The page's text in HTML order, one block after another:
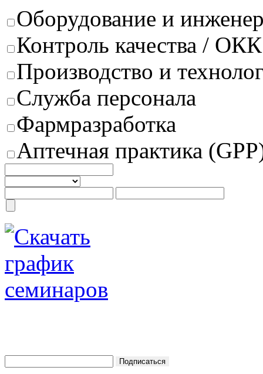
Оборудование и
Контроль качества / ОКК
Производство и
Служба персонала
Фармразработка
Аптечная практика